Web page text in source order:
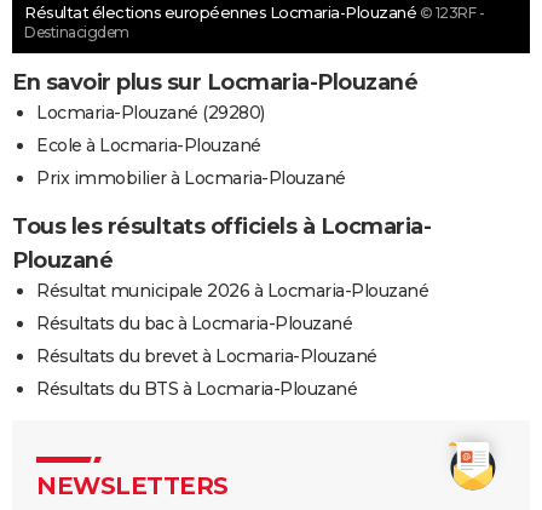
Résultat élections européennes Locmaria-Plouzané © 123RF -
Destinacigdem
En savoir plus sur Locmaria-Plouzané
Locmaria-Plouzané (29280)
Ecole à Locmaria-Plouzané
Prix immobilier à Locmaria-Plouzané
Tous les résultats officiels à Locmaria-
Plouzané
Résultat municipale 2026 à Locmaria-Plouzané
Résultats du bac à Locmaria-Plouzané
Résultats du brevet à Locmaria-Plouzané
Résultats du BTS à Locmaria-Plouzané
NEWSLETTERS